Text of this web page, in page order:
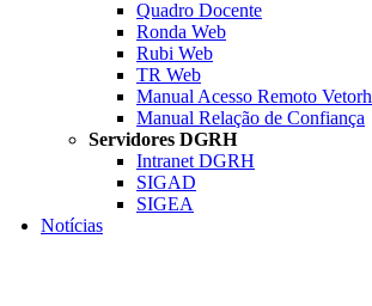
Quadro Docente
Ronda Web
Rubi Web
TR Web
Manual Acesso Remoto Vetorh
Manual Relação de Confiança
Servidores DGRH
Intranet DGRH
SIGAD
SIGEA
Notícias